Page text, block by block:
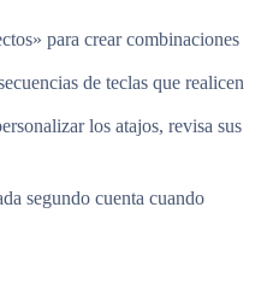
para crear combinaciones
de teclas que realicen
los atajos, revisa sus
segundo cuenta cuando